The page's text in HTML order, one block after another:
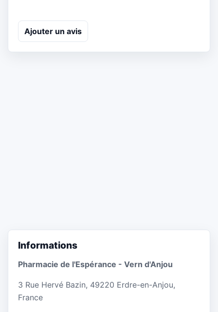
Ajouter un avis
Informations
Pharmacie de l'Espérance - Vern d'Anjou
3 Rue Hervé Bazin, 49220 Erdre-en-Anjou,
France